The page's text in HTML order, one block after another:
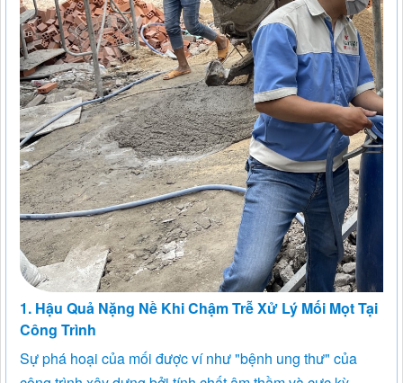
1. Hậu Quả Nặng Nề Khi Chậm Trễ Xử Lý Mối Mọt Tại
Công Trình
Sự phá hoại của mối được ví như "bệnh ung thư" của